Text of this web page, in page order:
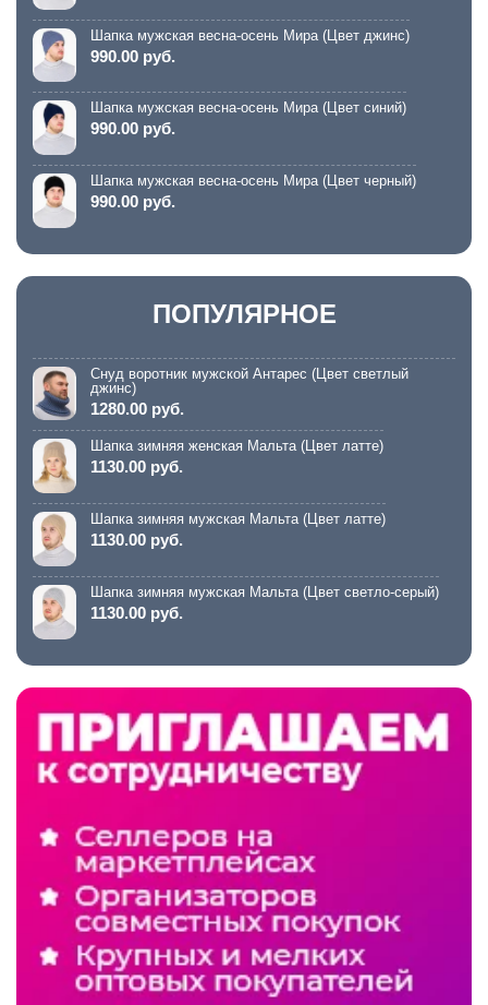
Шапка мужская весна-осень Мира (Цвет джинс)
990.00 руб.
Шапка мужская весна-осень Мира (Цвет синий)
990.00 руб.
Шапка мужская весна-осень Мира (Цвет черный)
990.00 руб.
ПОПУЛЯРНОЕ
Снуд воротник мужской Антарес (Цвет светлый
джинс)
1280.00 руб.
Шапка зимняя женская Мальта (Цвет латте)
1130.00 руб.
Шапка зимняя мужская Мальта (Цвет латте)
1130.00 руб.
Шапка зимняя мужская Мальта (Цвет светло-серый)
1130.00 руб.